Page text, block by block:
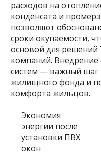
расходов на
конденсата и
позволяют
сроки окупаемости,
основой для
компаний.
систем — важный шаг
жилищного фонда и
комфорта жильцов.
Экономия
энергии после
установки ПВХ
окон